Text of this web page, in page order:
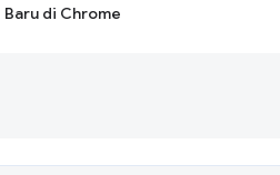
Baru di Chrome